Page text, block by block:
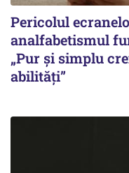
Pericolul
analfabetismul
„Pur și simplu
abilități”